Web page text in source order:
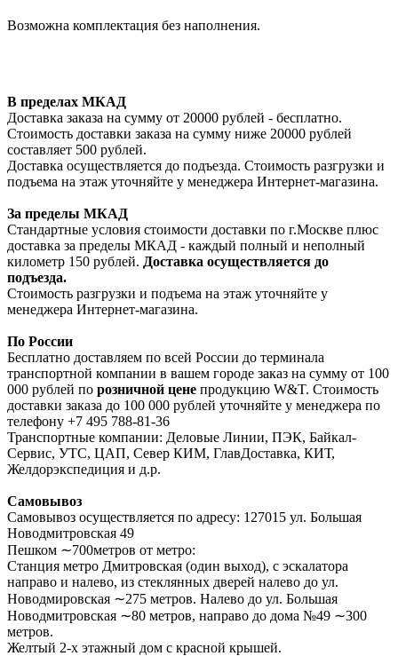
Возможна комплектация без наполнения.
В пределах МКАД
Доставка заказа на сумму от 20000 рублей - бесплатно.
Стоимость доставки заказа на сумму ниже 20000 рублей
составляет 500 рублей.
Доставка осуществляется до подъезда. Стоимость разгрузки и
подъема на этаж уточняйте у менеджера Интернет-магазина.
За пределы МКАД
Стандартные условия стоимости доставки по г.Москве плюс
доставка за пределы МКАД - каждый полный и неполный
километр 150 рублей. Доставка осуществляется до
подъезда.
Стоимость разгрузки и подъема на этаж уточняйте у
менеджера Интернет-магазина.
По России
Бесплатно доставляем по всей России до терминала
транспортной компании в вашем городе заказ на сумму от 100
000 рублей по розничной цене продукцию W&T. Стоимость
доставки заказа до 100 000 рублей уточняйте у менеджера по
телефону +7 495 788-81-36
Транспортные компании: Деловые Линии, ПЭК, Байкал-
Сервис, УТС, ЦАП, Север КИМ, ГлавДоставка, КИТ,
Желдорэкспедиция и д.р.
Самовывоз
Самовывоз осуществляется по адресу: 127015 ул. Большая
Новодмитровская 49
Пешком ∼700метров от метро:
Станция метро Дмитровская (один выход), с эскалатора
направо и налево, из стеклянных дверей налево до ул.
Новодмировская ∼275 метров. Налево до ул. Большая
Новодмитровская ∼80 метров, направо до дома №49 ∼300
метров.
Желтый 2-х этажный дом с красной крышей.